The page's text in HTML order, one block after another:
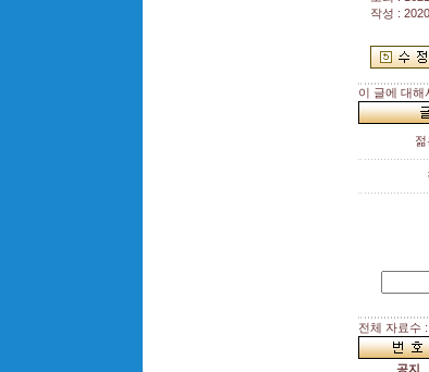
작성 :
이 글에 대해
전체 자료수
공지